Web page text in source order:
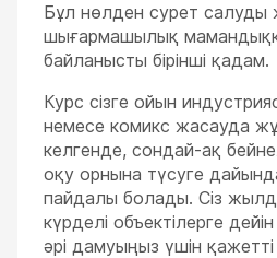
Бұл нөлден сурет салуды
шығармашылық
байланысты бірінші қадам.
Курс сізге ойын
немесе комикс жасауда
келгенде, сондай-ақ
оқу орнына түсуге
пайдалы болады. Сіз
күрделі объектілерге
әрі дамуыңыз үшін